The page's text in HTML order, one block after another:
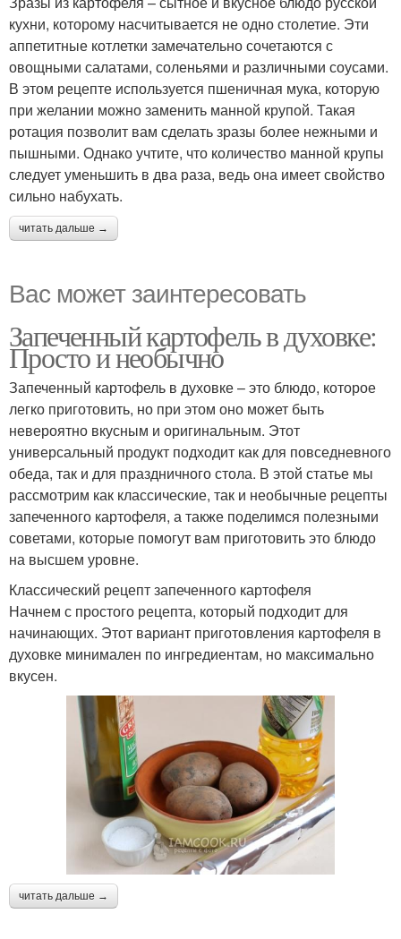
кухни, которому насчитывается не одно столетие. Эти
аппетитные котлетки замечательно сочетаются с
овощными салатами, соленьями и различными соусами.
В этом рецепте используется пшеничная мука, которую
при желании можно заменить манной крупой. Такая
ротация позволит вам сделать зразы более нежными и
пышными. Однако учтите, что количество манной крупы
следует уменьшить в два раза, ведь она имеет свойство
сильно набухать.
читать дальше →
Вас может заинтересовать
Запеченный картофель в духовке:
Просто и необычно
Запеченный картофель в духовке – это блюдо, которое
легко приготовить, но при этом оно может быть
невероятно вкусным и оригинальным. Этот
универсальный продукт подходит как для повседневного
обеда, так и для праздничного стола. В этой статье мы
рассмотрим как классические, так и необычные рецепты
запеченного картофеля, а также поделимся полезными
советами, которые помогут вам приготовить это блюдо
на высшем уровне.
Классический рецепт запеченного картофеля
Начнем с простого рецепта, который подходит для
начинающих. Этот вариант приготовления картофеля в
духовке минимален по ингредиентам, но максимально
вкусен.
читать дальше →